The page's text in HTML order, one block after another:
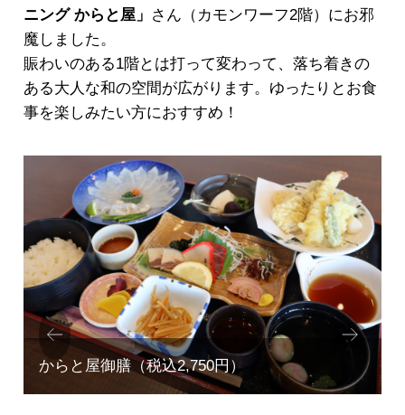
ニング からと屋」 さん（カモンワーフ2階）にお邪
魔しました。
賑わいのある1階とは打って変わって、落ち着きの
ある大人な和の空間が広がります。ゆったりとお食
事を楽しみたい方におすすめ！
Prev
ious
Next